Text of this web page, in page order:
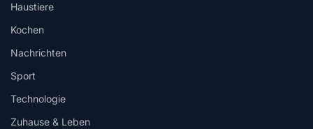
Haustiere
Kochen
Nachrichten
Sport
Technologie
Zuhause & Leben